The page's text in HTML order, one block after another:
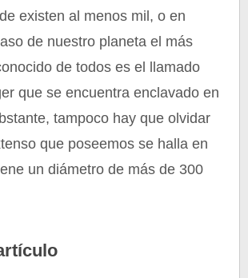
existen al menos mil, o en
de nuestro planeta el más
de todos es el llamado
que se encuentra enclavado en
tampoco hay que olvidar
que poseemos se halla en
un diámetro de más de 300